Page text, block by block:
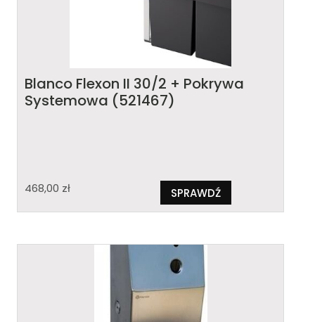
Blanco Flexon II 30/2 + Pokrywa
Systemowa (521467)
468,00 zł SPRAWDŹ